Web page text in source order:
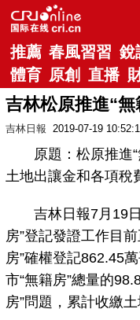
推薦 春風習習 銳
體育 原創 直播
吉林松原推進“
吉林日報 2019-07-19
原題：松原推進“
土地出讓金和各項稅
吉林日報7月19日
房”登記發證工作目
房”確權登記862.45
市“無籍房”總量的
房”問題，累計收繳